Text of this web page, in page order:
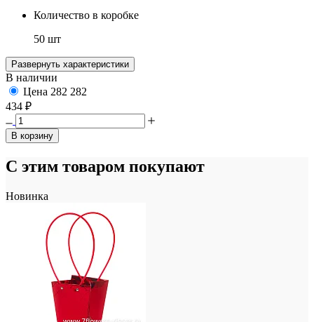
Количество в коробке
50 шт
Развернуть характеристики
В наличии
Цена 282 282
434 ₽
В корзину
С этим товаром покупают
Новинка